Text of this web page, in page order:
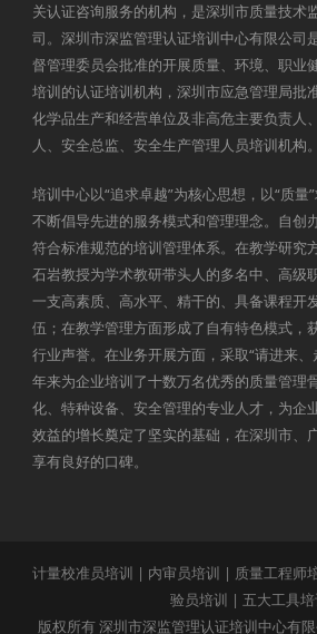
关认证咨询服务的机构，是深圳市质量技术
司。深圳市深监管理认证培训中心有限公司
督管理委员会批准的开展质量、环境、职业
培训的认证培训机构，深圳市应急管理局批
化学品生产和经营单位及非高危主要负责人
人、安全总监、安全生产管理人员培训机构。
培训中心以“追求卓越”为核心思想，以“质量
不断倡导先进的服务模式和管理理念。自创
符合标准规范的培训管理体系。在教学研究
石岩教授为学术教研带头人的多名中、高级
一支高素质、高水平、精干的、具备课程开
伍；在教学管理方面形成了自有特色模式，
行业声誉。在业务开展方面，采取“请进来
年来为企业培训了十数万名优秀的质量管理
化、特种设备、安全管理的专业人才，为企
效益的增长奠定了坚实的基础，在深圳市、
享有良好的口碑。
计量校准员培训 | 内审员培训 | 质量工程师
验员培训 | 五大工具培
版权所有 深圳市深监管理认证培训中心有